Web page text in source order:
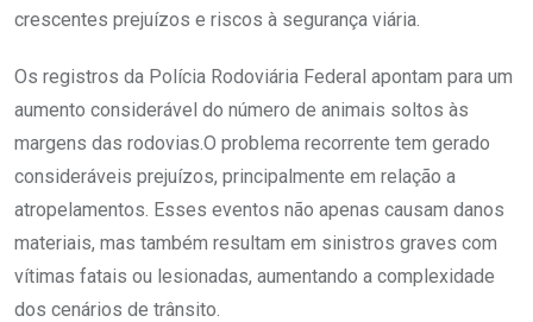
crescentes prejuízos e riscos à segurança viária.
Os registros da Polícia Rodoviária Federal apontam para um
aumento considerável do número de animais soltos às
margens das rodovias.O problema recorrente tem gerado
consideráveis prejuízos, principalmente em relação a
atropelamentos. Esses eventos não apenas causam danos
materiais, mas também resultam em sinistros graves com
vítimas fatais ou lesionadas, aumentando a complexidade
dos cenários de trânsito.